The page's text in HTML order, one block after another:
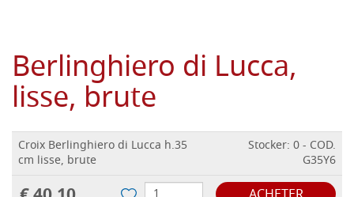
Berlinghiero di Lucca,
lisse, brute
Croix Berlinghiero di Lucca h.35
cm lisse, brute
Stocker: 0 - COD.
G35Y6